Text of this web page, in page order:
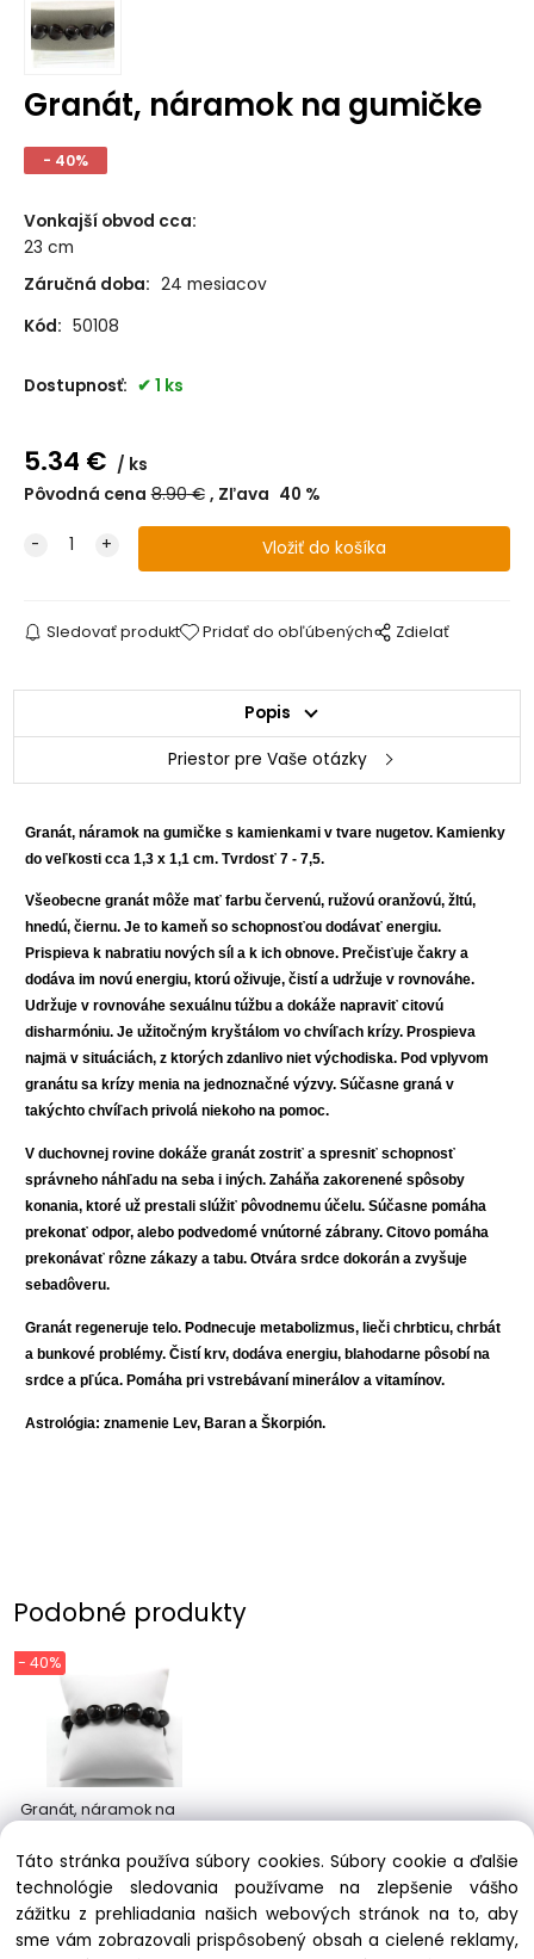
Granát, náramok na gumičke
- 40%
Vonkajší obvod cca:
23 cm
Záručná doba: 24 mesiacov
Kód: 50108
Dostupnosť: 1 ks
5.34 €
ks
Pôvodná cena 8.90€ Zľava 40 %
Sledovať produkt Pridať do obľúbených Zdielať
Popis
Priestor pre Vaše otázky
Granát, náramok na gumičke s kamienkami v tvare nugetov. Kamienky
do veľkosti cca 1,3 x 1,1 cm.Tvrdosť 7 - 7,5.
Všeobecne granát môže mať farbu červenú, ružovú oranžovú, žltú,
hnedú, čiernu. Je to kameň so schopnosťou dodávať energiu.
Prispieva k nabratiu nových síl a k ich obnove. Prečisťuje čakry a
dodáva im novú energiu, ktorú oživuje, čistí a udržuje v rovnováhe.
Udržuje v rovnováhe sexuálnu túžbu a dokáže napraviť citovú
disharmóniu. Je užitočným kryštálom vo chvíľach krízy. Prospieva
najmä v situáciách, z ktorých zdanlivo niet východiska. Pod vplyvom
granátu sa krízy menia na jednoznačné výzvy. Súčasne graná v
takýchto chvíľach privolá niekoho na pomoc.
V duchovnej rovine dokáže granát zostriť a spresniť schopnosť
správneho náhľadu na seba i iných. Zaháňa zakorenené spôsoby
konania, ktoré už prestali slúžiť pôvodnemu účelu. Súčasne pomáha
prekonať odpor, alebo podvedomé vnútorné zábrany. Citovo pomáha
prekonávať rôzne zákazy a tabu. Otvára srdce dokorán a zvyšuje
sebadôveru.
Granát regeneruje telo. Podnecuje metabolizmus, lieči chrbticu, chrbát
a bunkové problémy. Čistí krv, dodáva energiu, blahodarne pôsobí na
srdce a pľúca. Pomáha pri vstrebávaní minerálov a vitamínov.
Astrológia: znamenie Lev, Baran a Škorpión.
Podobné produkty
Granát, náramok na
- 40%
5.94 € 9.90 €
Táto stránka používa súbory cookies. Súbory cookie a ďalšie
technológie sledovania používame na zlepšenie vášho
zážitku z prehliadania našich webových stránok na to, aby
sme vám zobrazovali prispôsobený obsah a cielené reklamy,